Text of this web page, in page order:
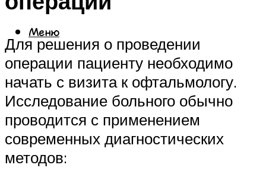
Меню
Для решения о проведении
операции пациенту необходимо
начать с визита к офтальмологу.
Исследование больного обычно
проводится с применением
современных диагностических
методов: